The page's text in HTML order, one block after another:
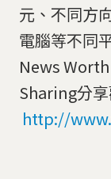
元、不同方
電腦等不同
News
Sharing分享
http://